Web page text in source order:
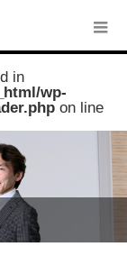
in
wp-
on line